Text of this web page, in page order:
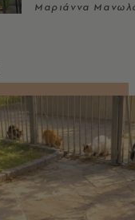
Μαριάννα